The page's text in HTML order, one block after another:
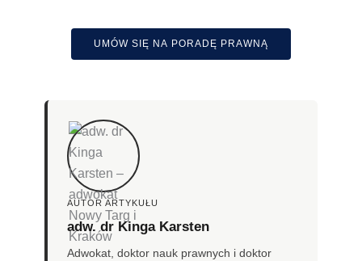
UMÓW SIĘ NA PORADĘ PRAWNĄ
AUTOR ARTYKUŁU
adw. dr Kinga Karsten
Adwokat, doktor nauk prawnych i doktor